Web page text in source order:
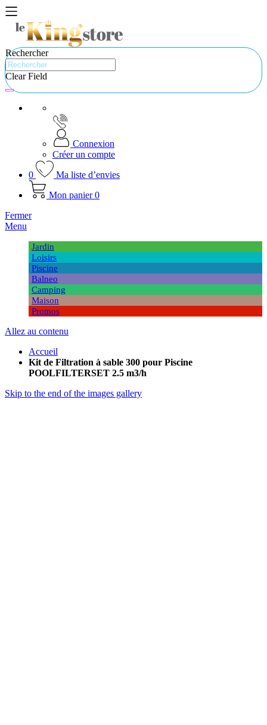
Rechercher
Clear Field
Connexion
Créer un compte
0
Ma liste d’envies
Mon panier 0
Fermer
Menu
Jardin
Loisirs
Piscine
Balneo
Camping
Maison
Promos
Allez au contenu
Accueil
Kit de Filtration à sable 300 pour Piscine
POOLFILTERSET 2.5 m3/h
Skip to the end of the images gallery